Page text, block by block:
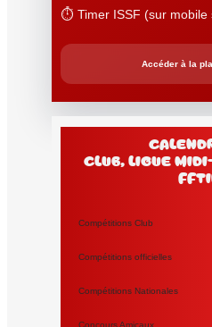
⏱️ Timer ISSF (sur mobile
Accéder à la
club, Ligue
Compétitions Club
Compétitions officielles
Compétitions Nationales